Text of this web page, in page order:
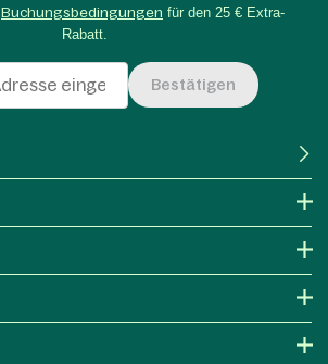
Buchungsbedingungen für den 25 € Extra-
Rabatt.
Bestätigen